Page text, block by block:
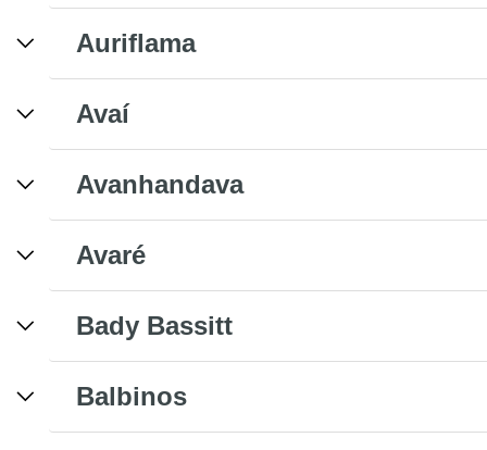
Auriflama
Avaí
Avanhandava
Avaré
Bady Bassitt
Balbinos